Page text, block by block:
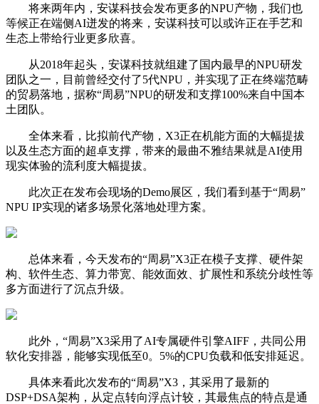
将来两年内，安谋科技会发布更多的NPU产物，我们也
等候正在端侧AI迸发的将来，安谋科技可以或许正在手艺和
生态上带给行业更多欣喜。
从2018年起头，安谋科技就组建了国内最早的NPU研发
团队之一，目前曾经交付了5代NPU，并实现了正在终端范畴
的贸易落地，据称“周易”NPU的研发和支撑100%来自中国本
土团队。
全体来看，比拟前代产物，X3正在机能方面的大幅提拔
以及生态方面的超卓支撑，带来的最曲不雅结果就是AI使用
现实体验的流利度大幅提拔。
此次正在发布会现场的Demo展区，我们看到基于“周易”
NPU IP实现的诸多场景化落地处理方案。
总体来看，今天发布的“周易”X3正在模子支撑、硬件架
构、软件生态、算力带宽、能效面效、扩展性和系统分歧性等
多方面进行了沉点升级。
此外，“周易”X3采用了AI专属硬件引擎AIFF，共同公用
软化安排器，能够实现低至0。5%的CPU负载和低安排延迟。
具体来看此次发布的“周易”X3，其采用了最新的
DSP+DSA架构，从定点转向浮点计较，其最焦点的特点是通